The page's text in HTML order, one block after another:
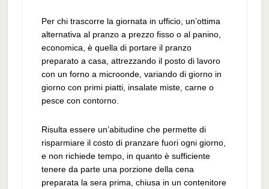
Per chi trascorre la giornata in ufficio, un’ottima
alternativa al pranzo a prezzo fisso o al panino,
economica, è quella di portare il pranzo
preparato a casa, attrezzando il posto di lavoro
con un forno a microonde, variando di giorno in
giorno con primi piatti, insalate miste, carne o
pesce con contorno.
Risulta essere un’abitudine che permette di
risparmiare il costo di pranzare fuori ogni giorno,
e non richiede tempo, in quanto è sufficiente
tenere da parte una porzione della cena
preparata la sera prima, chiusa in un contenitore